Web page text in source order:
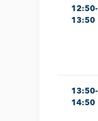
12:50-
13:50
13:50-
14:50